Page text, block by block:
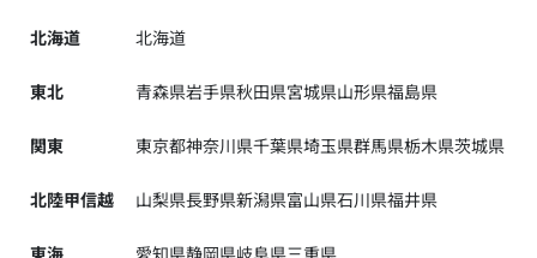
北海道 北海道
東北 青森県岩手県秋田県宮城県山形県福島県
関東 東京都神奈川県千葉県埼玉県群馬県栃木県茨城県
北陸甲信越 山梨県長野県新潟県富山県石川県福井県
東海 愛知県静岡県岐阜県三重県